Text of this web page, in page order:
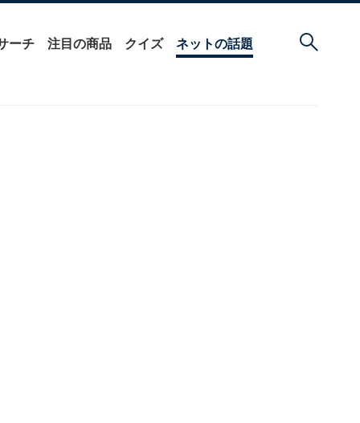
ーチ 注目の商品 クイズ ネットの話題